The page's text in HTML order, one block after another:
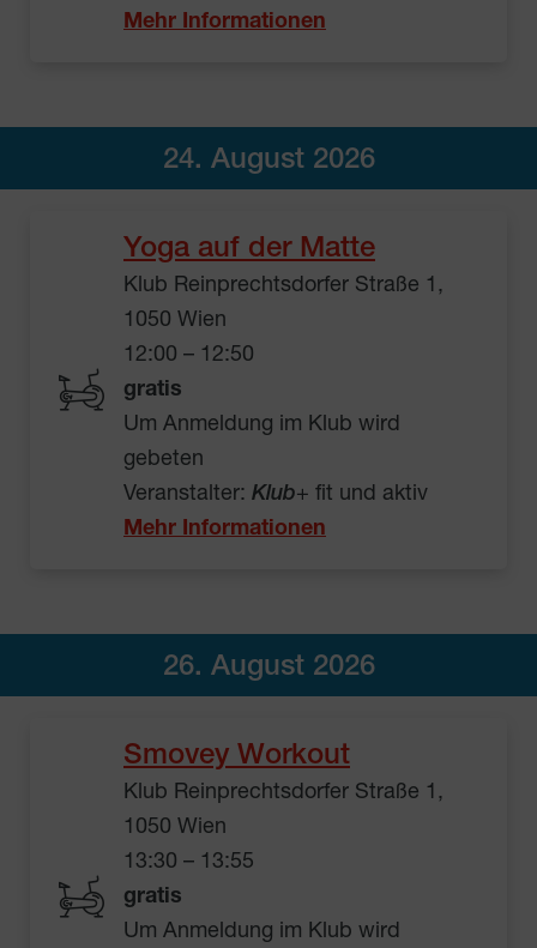
Mehr Informationen
24. August 2026
Yoga auf der Matte
Klub Reinprechtsdorfer Straße 1,
1050 Wien
12:00 – 12:50
gratis
Um Anmeldung im Klub wird
gebeten
Veranstalter: Klub+ fit und aktiv
Mehr Informationen
26. August 2026
Smovey Workout
Klub Reinprechtsdorfer Straße 1,
1050 Wien
13:30 – 13:55
gratis
Um Anmeldung im Klub wird